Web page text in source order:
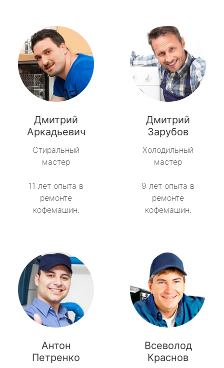
Дмитрий
Аркадьевич
Стиральный
мастер
11 лет опыта в
ремонте
кофемашин.
Дмитрий
Зарубов
Холодильный
мастер
9 лет опыта в
ремонте
кофемашин.
Антон
Петренко
Всеволод
Краснов